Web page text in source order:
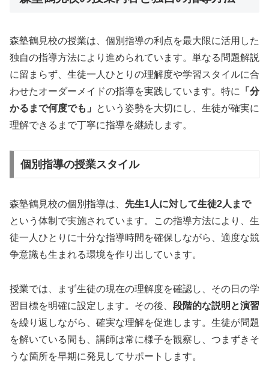
森塾鶴見校の授業は、個別指導の利点を最大限に活用した
独自の指導方法により進められています。単なる問題解説
に留まらず、生徒一人ひとりの理解度や学習スタイルに合
わせたオーダーメイドの指導を実践しています。特に
「分
かるまで何度でも」
という姿勢を大切にし、生徒が確実に
理解できるまで丁寧に指導を継続します。
個別指導の授業スタイル
森塾鶴見校の個別指導は、 先生1人に対して生徒2人まで
という体制で実施されています。この指導方法により、生
徒一人ひとりに十分な指導時間を確保しながら、適度な競
争意識も生まれる環境を作り出しています。
授業では、まず生徒の現在の理解度を確認し、その日の学
習目標を明確に設定します。その後、 段階的な説明と演習
を繰り返しながら、確実な理解を促進します。生徒が問題
を解いている間も、講師は常に様子を観察し、つまずきそ
うな箇所を早期に発見してサポートします。